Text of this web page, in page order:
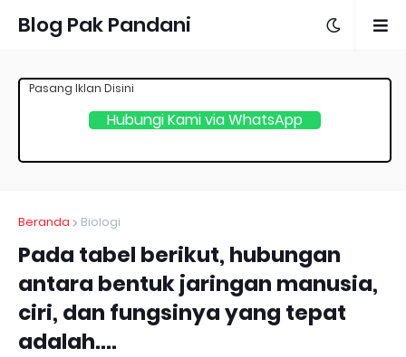
Blog Pak Pandani
Hubungi Kami via WhatsApp
Pasang Iklan Disini
Beranda Biologi
Pada tabel berikut, hubungan
antara bentuk jaringan manusia,
ciri, dan fungsinya yang tepat
adalah....